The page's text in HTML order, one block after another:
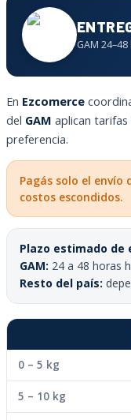
GAM
En Ezcomerce
del GAM aplican
preferencia.
Pagás solo el envío
costos escondidos.
Plazo estimado de
GAM: 24 a 48 horas
Resto del país:
0 – 5 kg
5 – 10 kg